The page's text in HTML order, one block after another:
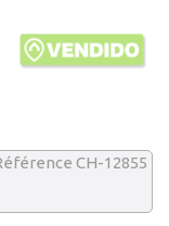
CH-12855